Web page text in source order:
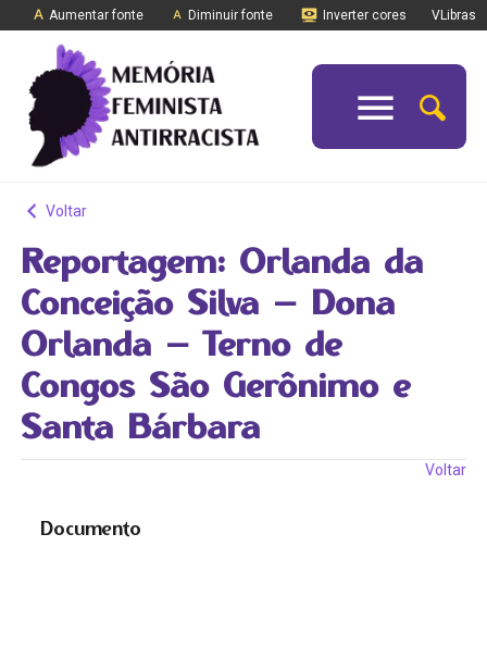
Aumentar fonte Diminuir fonte Inverter cores VLibras
Voltar
Reportagem: Orlanda da
Conceição Silva – Dona
Orlanda – Terno de
Congos São Gerônimo e
Santa Bárbara
Voltar
Documento